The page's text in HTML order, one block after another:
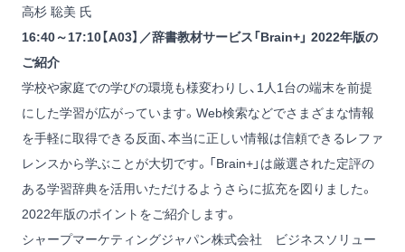
高杉 聡美 氏
16:40～17:10【A03】／辞書教材サービス「Brain+」 2022年版の
ご紹介
学校や家庭での学びの環境も様変わりし、1人1台の端末を前提
にした学習が広がっています。Web検索などでさまざまな情報
を手軽に取得できる反面、本当に正しい情報は信頼できるレファ
レンスから学ぶことが大切です。「Brain+」は厳選された定評の
ある学習辞典を活用いただけるようさらに拡充を図りました。
2022年版のポイントをご紹介します。
シャープマーケティングジャパン株式会社 ビジネスソリュー